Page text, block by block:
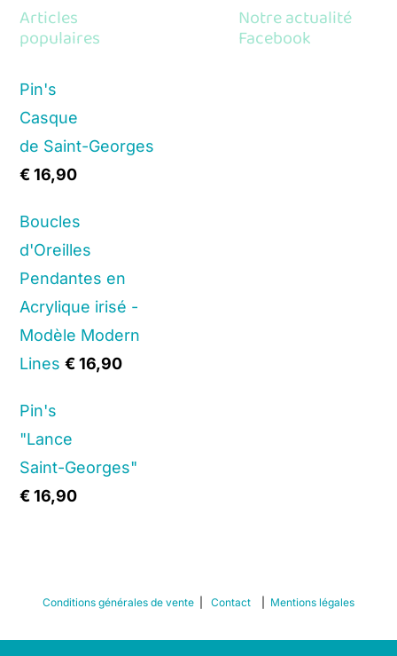
Articles
populaires
Pin's
Casque
de Saint-Georges
€16,90
Boucles
d'Oreilles
Pendantes en
Acrylique irisé -
Modèle Modern
Lines €16,90
Pin's
"Lance
Saint-Georges"
€16,90
Notre actualité
Facebook
Conditions générales de vente Contact Mentions légales